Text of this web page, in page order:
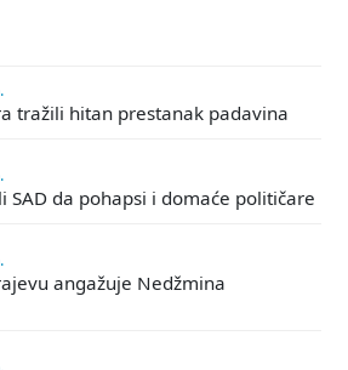
tražili hitan prestanak padavina
SAD da pohapsi i domaće političare
angažuje Nedžmina